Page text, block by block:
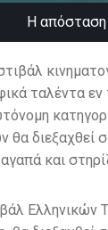
Η απόσταση
ταλέντα εν
θα διεξαχθεί
και
Ελληνικών